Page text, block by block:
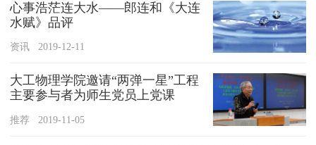
心事浩茫连大水——郎连和《大连
水赋》品评
资讯 2019-12-11
大工物理学院邀请“两弹一星”工程
主要参与者为师生党员上党课
推荐 2019-11-05